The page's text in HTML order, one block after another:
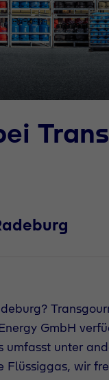
GmbH
unter
Flüssiggas, wir